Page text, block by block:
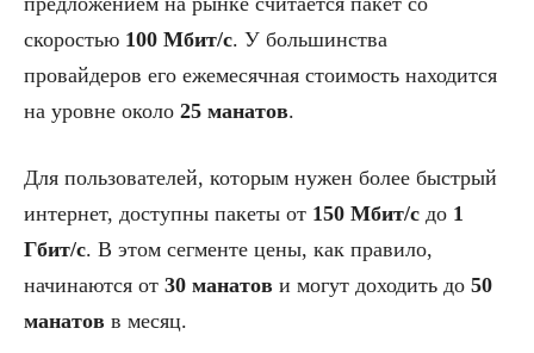
скоростью 100 Мбит/с. У большинства
провайдеров его ежемесячная стоимость находится
на уровне около 25 манатов.
Для пользователей, которым нужен более быстрый
интернет, доступны пакеты от 150 Мбит/с до 1
Гбит/с. В этом сегменте цены, как правило,
начинаются от 30 манатов и могут доходить до 50
манатов в месяц.